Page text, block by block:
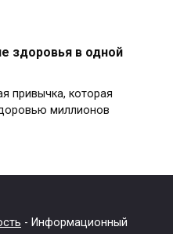
здоровья в одной
привычка, которая
миллионов
- Информационный